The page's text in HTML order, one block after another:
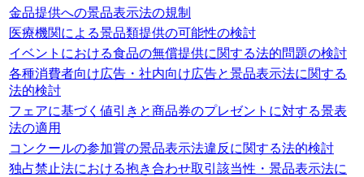
金品提供への景品表示法の規制
医療機関による景品類提供の可能性の検討
イベントにおける食品の無償提供に関する法的問題の検討
各種消費者向け広告・社内向け広告と景品表示法に関する
法的検討
フェアに基づく値引きと商品券のプレゼントに対する景表
法の適用
コンクールの参加賞の景品表示法違反に関する法的検討
独占禁止法における抱き合わせ取引該当性・景品表示法に